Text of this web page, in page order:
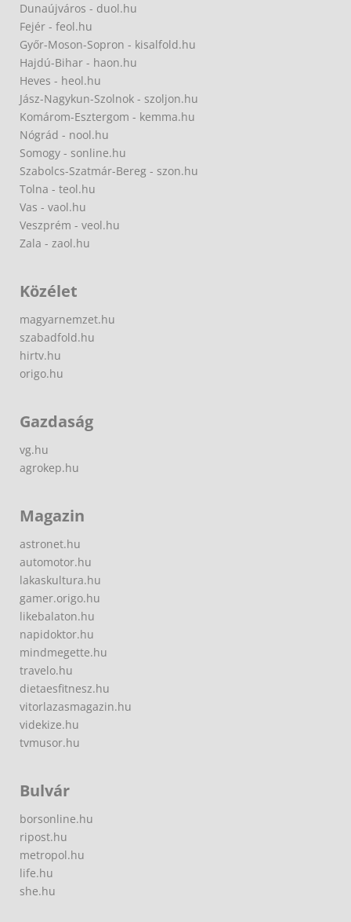
Dunaújváros - duol.hu
Fejér - feol.hu
Győr-Moson-Sopron - kisalfold.hu
Hajdú-Bihar - haon.hu
Heves - heol.hu
Jász-Nagykun-Szolnok - szoljon.hu
Komárom-Esztergom - kemma.hu
Nógrád - nool.hu
Somogy - sonline.hu
Szabolcs-Szatmár-Bereg - szon.hu
Tolna - teol.hu
Vas - vaol.hu
Veszprém - veol.hu
Zala - zaol.hu
Közélet
magyarnemzet.hu
szabadfold.hu
hirtv.hu
origo.hu
Gazdaság
vg.hu
agrokep.hu
Magazin
astronet.hu
automotor.hu
lakaskultura.hu
gamer.origo.hu
likebalaton.hu
napidoktor.hu
mindmegette.hu
travelo.hu
dietaesfitnesz.hu
vitorlazasmagazin.hu
videkize.hu
tvmusor.hu
Bulvár
borsonline.hu
ripost.hu
metropol.hu
life.hu
she.hu